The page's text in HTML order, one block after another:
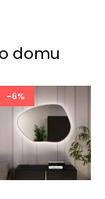
domu
-6%